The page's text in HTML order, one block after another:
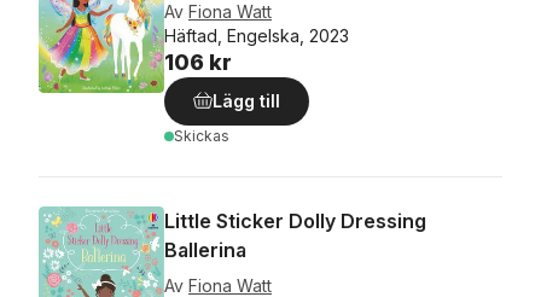
Av Fiona Watt
Häftad, Engelska, 2023
106 kr
Lägg till
Skickas
Little Sticker Dolly Dressing
Ballerina
Av Fiona Watt